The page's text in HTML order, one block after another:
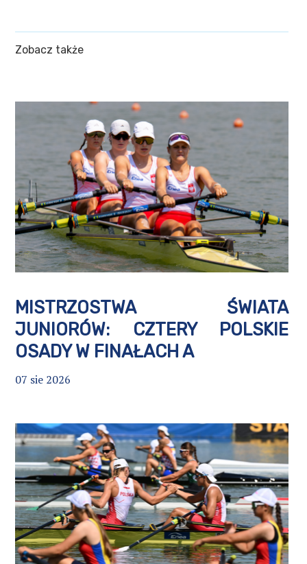
Zobacz także
MISTRZOSTWA ŚWIATA
JUNIORÓW: CZTERY POLSKIE
OSADY W FINAŁACH A
07 sie 2026